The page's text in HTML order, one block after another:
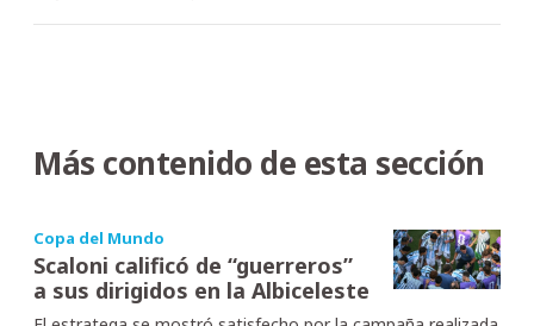
Más contenido de esta sección
Copa del Mundo
Scaloni calificó de “guerreros”
a sus dirigidos en la Albiceleste